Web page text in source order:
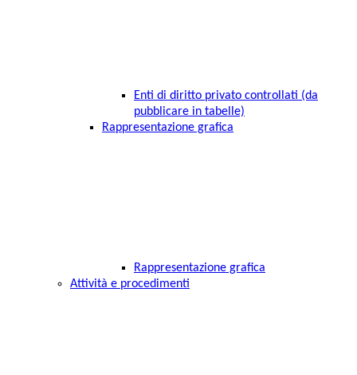
Enti di diritto privato controllati (da
pubblicare in tabelle)
Rappresentazione grafica
Rappresentazione grafica
Attività e procedimenti